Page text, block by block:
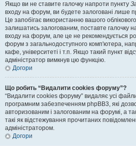
Якщо ви не ставите галочку напроти пункту
входу на форум, ви будете залоговані лише
Це запобігає використанню вашого
залишатись залогованим, поставте галочку
входу на форум, але це не рекомендується
форум з загальнодоступного комп'ютера,
кафе, університеті і т.п. Якщо такий пункт
адміністратор вимкнув цю функцію.
Догори
Що робить “Видалити cookies форуму”?
“Видалити cookies форуму” видаляє усі
програмним забезпеченням phpBB3, які
авторизованим і залогованим на форумі, а
такі як відстежування прочитаних
адміністратором.
Догори